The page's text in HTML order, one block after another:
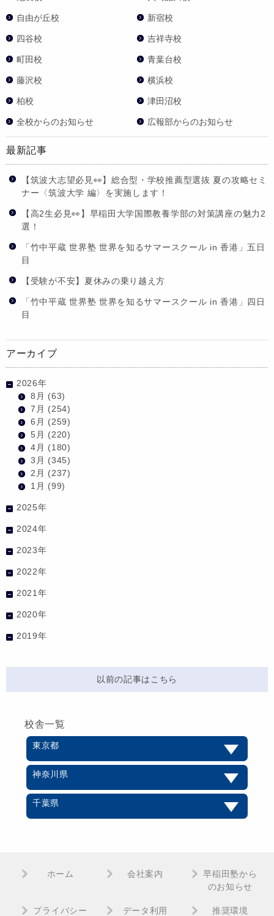
自由が丘校 新宿校
四谷校 吉祥寺校
町田校 青葉台校
藤沢校 横浜校
柏校 津田沼校
全校からのお知らせ 広報部からのお知らせ
最新記事
【筑波大志望必見👀】総合型・学校推薦型選抜 夏の攻略セミ
ナー〈筑波大学 編〉を実施します！
【高2生必見👀】早稲田大学国際教養学部の対策講座の魅力2
選！
「竹中平蔵 世界塾 世界を知るサマースクール in 香港」五日
目
【受験が不安】夏休みの乗り越え方
「竹中平蔵 世界塾 世界を知るサマースクール in 香港」四日
目
アーカイブ
2026年
8月 (63)
7月 (254)
6月 (259)
5月 (220)
4月 (180)
3月 (345)
2月 (237)
1月 (99)
2025年
2024年
2023年
2022年
2021年
2020年
2019年
以前の記事はこちら
校舎一覧
東京都
神奈川県
千葉県
ホーム 会社案内
早稲田塾から
のお知らせ
プライバシー
データ利用 推奨環境